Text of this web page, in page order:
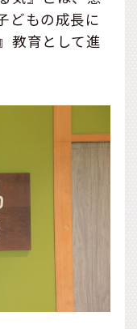
どもの成長に
教育として進